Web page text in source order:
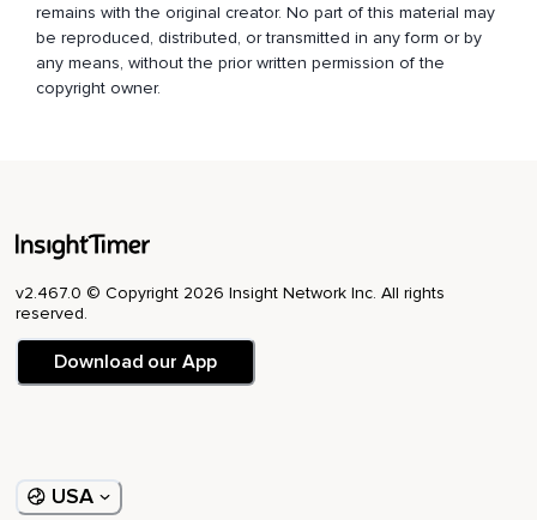
remains with the original creator. No part of this material may
be reproduced, distributed, or transmitted in any form or by
any means, without the prior written permission of the
copyright owner.
v2.467.0 © Copyright 2026 Insight Network Inc. All rights
reserved.
Download our App
USA